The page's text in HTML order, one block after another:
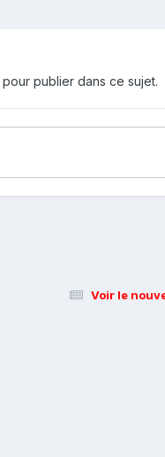
pour publier dans ce sujet.
Voir le